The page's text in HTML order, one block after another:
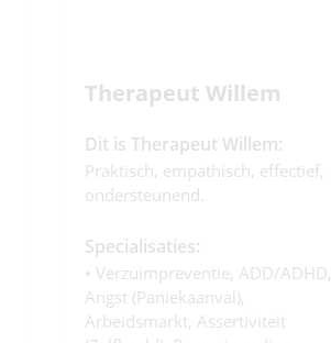
Therapeut Willem
Dit is Therapeut Willem:
Praktisch, empathisch, effectief,
ondersteunend.
Specialisaties:
• Verzuimpreventie, ADD/ADHD,
Angst (paniekaanval),
Arbeidsmarkt, Assertiviteit